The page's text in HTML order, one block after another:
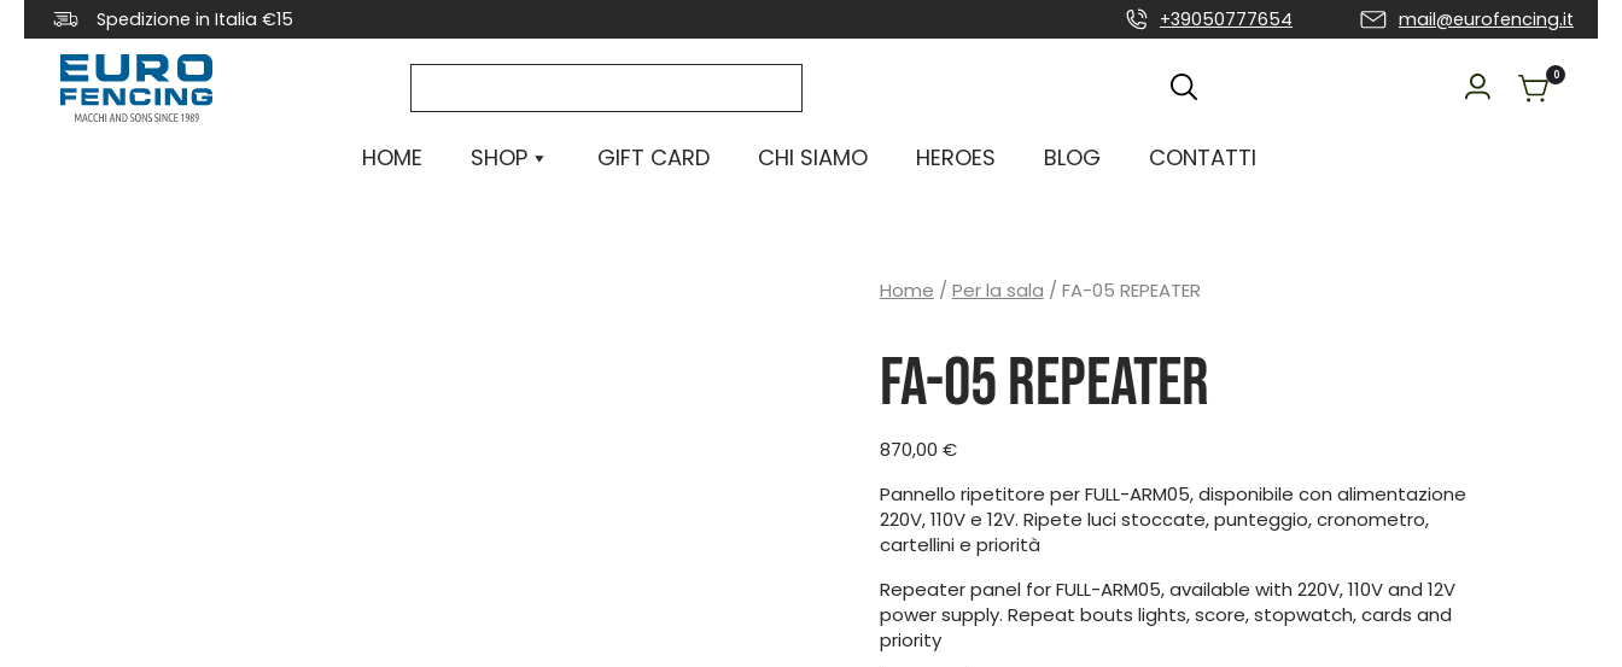
Spedizione in Italia €15 +39050777654 mail@eurofencing.it
0
HOME SHOP GIFT CARD CHI SIAMO HEROES BLOG CONTATTI
Home / Per la sala / FA-05 REPEATER
FA-05 REPEATER
870,00 €
Pannello ripetitore per FULL-ARM05, disponibile con alimentazione
220V, 110V e 12V. Ripete luci stoccate, punteggio, cronometro,
cartellini e priorità
Repeater panel for FULL-ARM05, available with 220V, 110V and 12V
power supply. Repeat bouts lights, score, stopwatch, cards and
priority